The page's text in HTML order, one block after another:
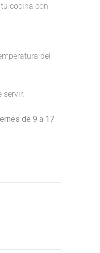
cocina con
del
servir.
de 9 a 17